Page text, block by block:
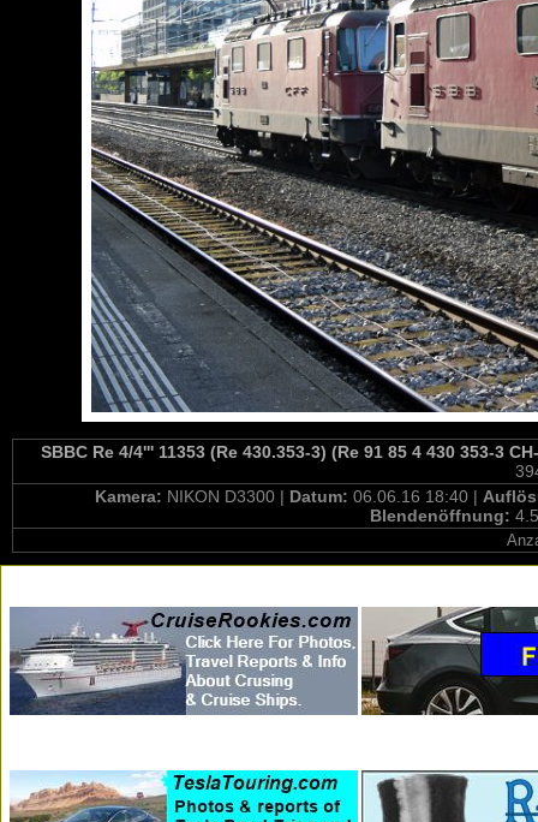
SBBC Re 4/4''' 11353 (Re 430.353-3) (Re 91 85 4 430 353-3
Kamera: NIKON D3300 | Datum: 06.06.16 18:40 |
Blendenöffnung: